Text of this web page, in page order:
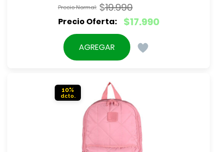
$19.990
El
precio
original
$17.990
El
precio
actual
$17.990.
AGREGAR
10%